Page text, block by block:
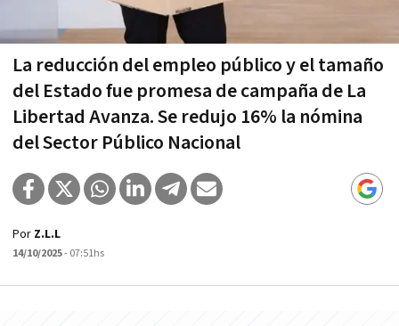
La reducción del empleo público y el tamaño
del Estado fue promesa de campaña de La
Libertad Avanza. Se redujo 16% la nómina
del Sector Público Nacional
Por Z.L.L
14/10/2025- 07:51hs